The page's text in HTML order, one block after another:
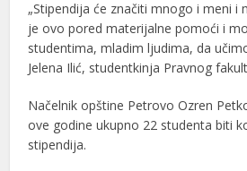
„Stipendija će značiti mnogo i meni
je ovo pored materijalne pomoći i
studentima, mladim ljudima, da
Jelena Ilić, studentkinja Pravnog
Načelnik opštine Petrovo Ozren
ove godine ukupno 22 studenta biti
stipendija.